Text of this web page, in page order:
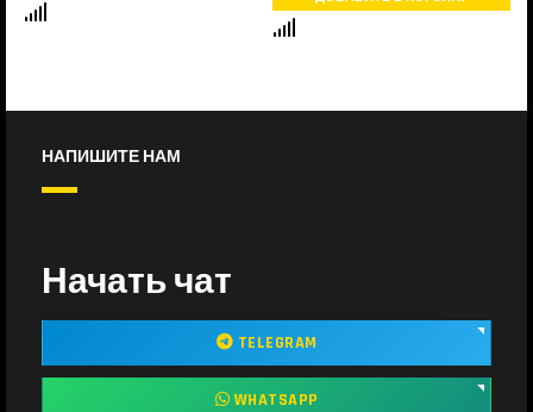
НАПИШИТЕ НАМ
Начать чат
TELEGRAM
WHATSAPP